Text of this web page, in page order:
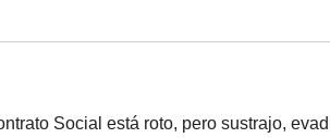
Social está roto, pero sustrajo,